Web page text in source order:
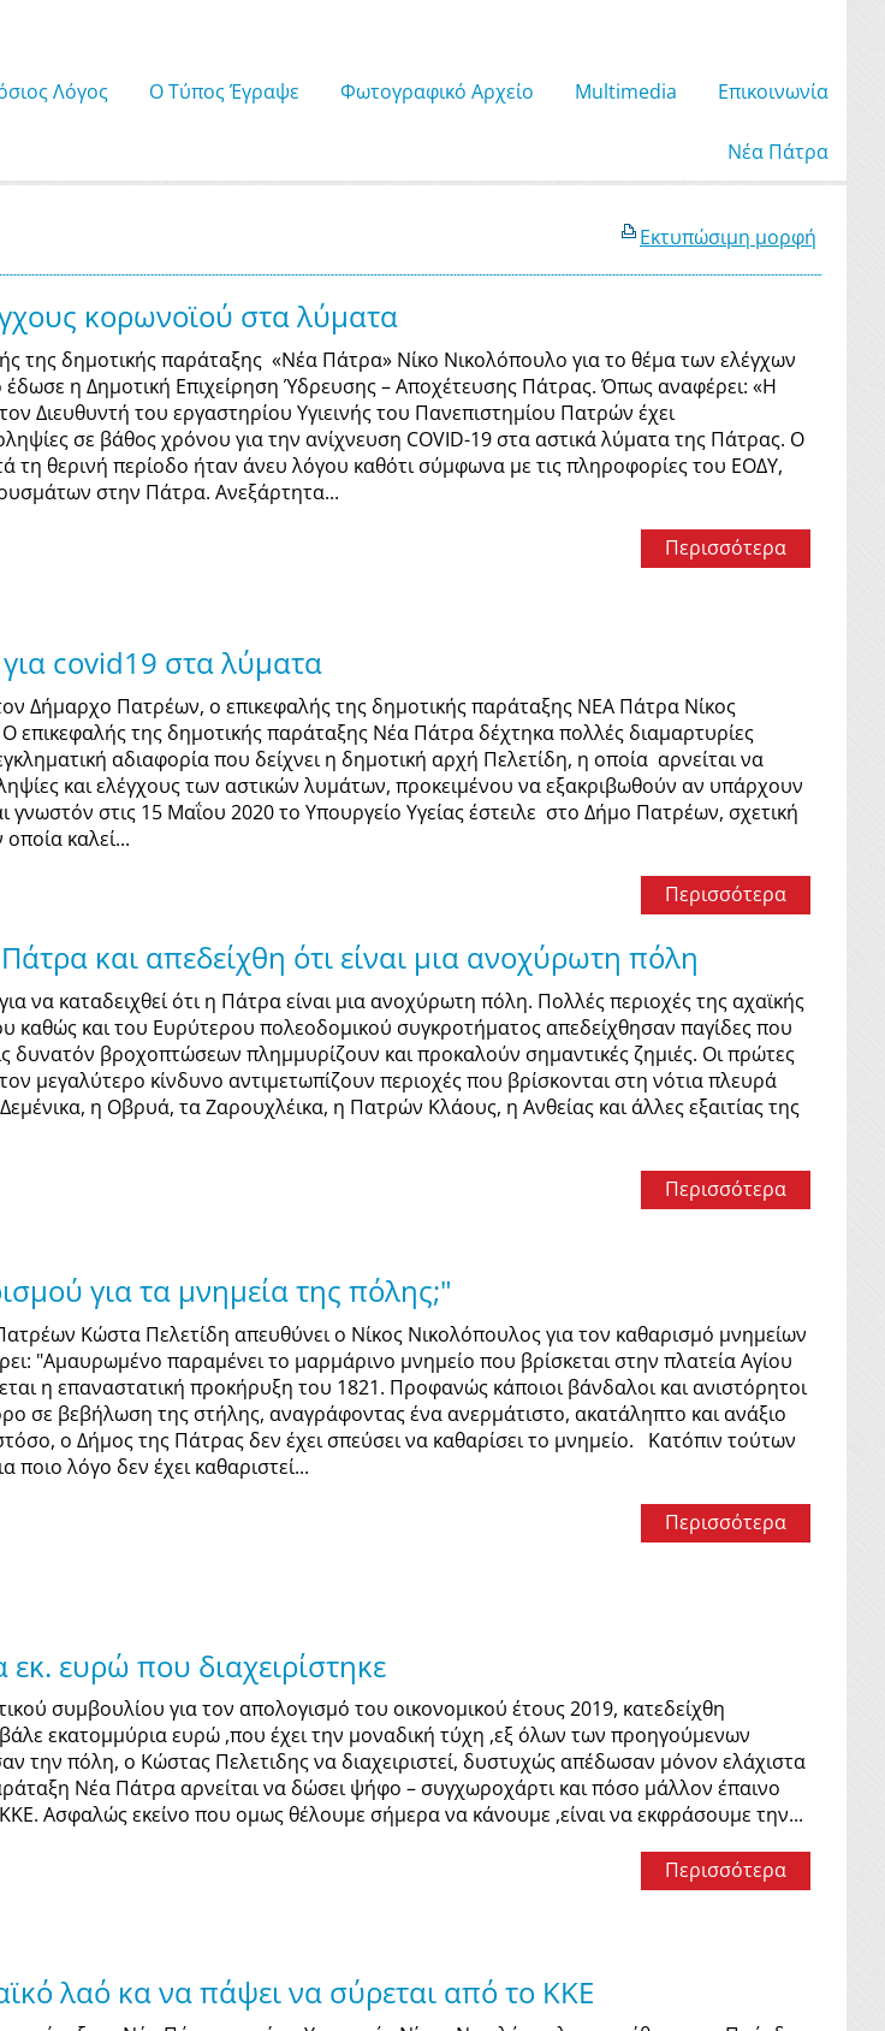
Λόγος Ο Τύπος Έγραψε Φωτογραφικό Αρχείο Μultimedia Επικοινωνία
Νέα Πάτρα
Εκτυπώσιμη μορφή
κορωνοϊού στα λύματα
της δημοτικής παράταξης «Νέα Πάτρα» Νίκο Νικολόπουλο για το θέμα των ελέγχων
έδωσε η Δημοτική Επιχείρηση Ύδρευσης – Αποχέτευσης Πάτρας. Όπως αναφέρει: «Η
Διευθυντή του εργαστηρίου Υγιεινής του Πανεπιστημίου Πατρών έχει
σε βάθος χρόνου για την ανίχνευση COVID-19 στα αστικά λύματα της Πάτρας. Ο
τη θερινή περίοδο ήταν άνευ λόγου καθότι σύμφωνα με τις πληροφορίες του ΕΟΔΥ,
στην Πάτρα. Ανεξάρτητα...
Περισσότερα
covid19 στα λύματα
Δήμαρχο Πατρέων, ο επικεφαλής της δημοτικής παράταξης ΝΕΑ Πάτρα Νίκος
επικεφαλής της δημοτικής παράταξης Νέα Πάτρα δέχτηκα πολλές διαμαρτυρίες
αδιαφορία που δείχνει η δημοτική αρχή Πελετίδη, η οποία αρνείται να
και ελέγχους των αστικών λυμάτων, προκειμένου να εξακριβωθούν αν υπάρχουν
γνωστόν στις 15 Μαΐου 2020 το Υπουργείο Υγείας έστειλε στο Δήμο Πατρέων, σχετική
καλεί...
Περισσότερα
και απεδείχθη ότι είναι μια ανοχύρωτη πόλη
να καταδειχθεί ότι η Πάτρα είναι μια ανοχύρωτη πόλη. Πολλές περιοχές της αχαϊκής
καθώς και του Ευρύτερου πολεοδομικού συγκροτήματος απεδείχθησαν παγίδες που
δυνατόν βροχοπτώσεων πλημμυρίζουν και προκαλούν σημαντικές ζημιές. Οι πρώτες
μεγαλύτερο κίνδυνο αντιμετωπίζουν περιοχές που βρίσκονται στη νότια πλευρά
η Οβρυά, τα Ζαρουχλέικα, η Πατρών Κλάους, η Ανθείας και άλλες εξαιτίας της
Περισσότερα
για τα μνημεία της πόλης;"
Κώστα Πελετίδη απευθύνει ο Νίκος Νικολόπουλος για τον καθαρισμό μνημείων
"Αμαυρωμένο παραμένει το μαρμάρινο μνημείο που βρίσκεται στην πλατεία Αγίου
η επαναστατική προκήρυξη του 1821. Προφανώς κάποιοι βάνδαλοι και ανιστόρητοι
σε βεβήλωση της στήλης, αναγράφοντας ένα ανερμάτιστο, ακατάληπτο και ανάξιο
ο Δήμος της Πάτρας δεν έχει σπεύσει να καθαρίσει το μνημείο. Κατόπιν τούτων
ποιο λόγο δεν έχει καθαριστεί...
Περισσότερα
ευρώ που διαχειρίστηκε
συμβουλίου για τον απολογισμό του οικονομικού έτους 2019, κατεδείχθη
βάλε εκατομμύρια ευρώ ,που έχει την μοναδική τύχη ,εξ όλων των προηγούμενων
την πόλη, ο Κώστας Πελετιδης να διαχειριστεί, δυστυχώς απέδωσαν μόνον ελάχιστα
Νέα Πάτρα αρνείται να δώσει ψήφο – συγχωροχάρτι και πόσο μάλλον έπαινο
Ασφαλώς εκείνο που ομως θέλουμε σήμερα να κάνουμε ,είναι να εκφράσουμε την...
Περισσότερα
λαό κα να πάψει να σύρεται από το ΚΚΕ